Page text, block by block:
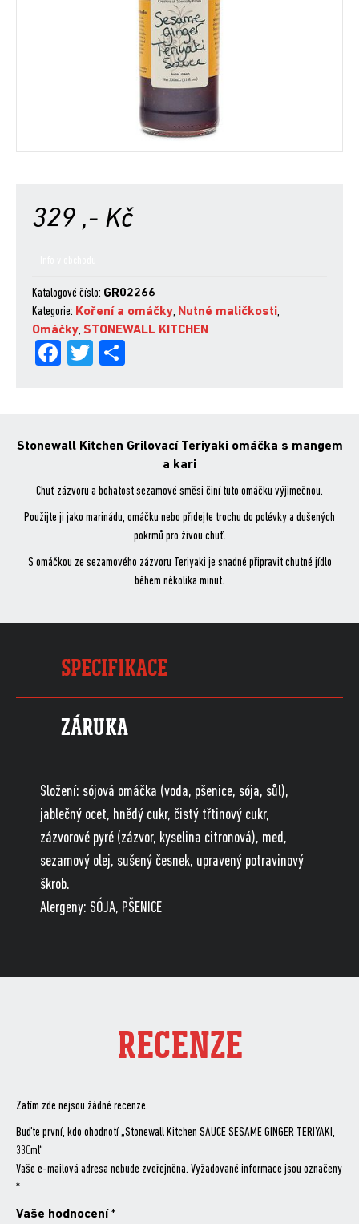
329 ,- Kč
Katalogové číslo: GR02266
Kategorie: Koření a omáčky, Nutné maličkosti,
Omáčky, STONEWALL KITCHEN
Fa
Tw
Stonewall Kitchen Grilovací Teriyaki omáčka s mangem
a kari
Chuť zázvoru a bohatost sezamové směsi činí tuto omáčku výjimečnou.
Použijte ji jako marinádu, omáčku nebo přidejte trochu do polévky a dušených
pokrmů pro živou chuť.
S omáčkou ze sezamového zázvoru Teriyaki je snadné připravit chutné jídlo
během několika minut.
SPECIFIKACE
ZÁRUKA
Složení: sójová omáčka (voda, pšenice, sója, sůl),
jablečný ocet, hnědý cukr, čistý třtinový cukr,
zázvorové pyré (zázvor, kyselina citronová), med,
sezamový olej, sušený česnek, upravený potravinový
škrob.
Alergeny: SÓJA, PŠENICE
RECENZE
Zatím zde nejsou žádné recenze.
Buďte první, kdo ohodnotí „Stonewall Kitchen SAUCE SESAME GINGER TERIYAKI,
330ml“
Vaše e-mailová adresa nebude zveřejněna. Vyžadované informace jsou označeny
*
Vaše hodnocení *